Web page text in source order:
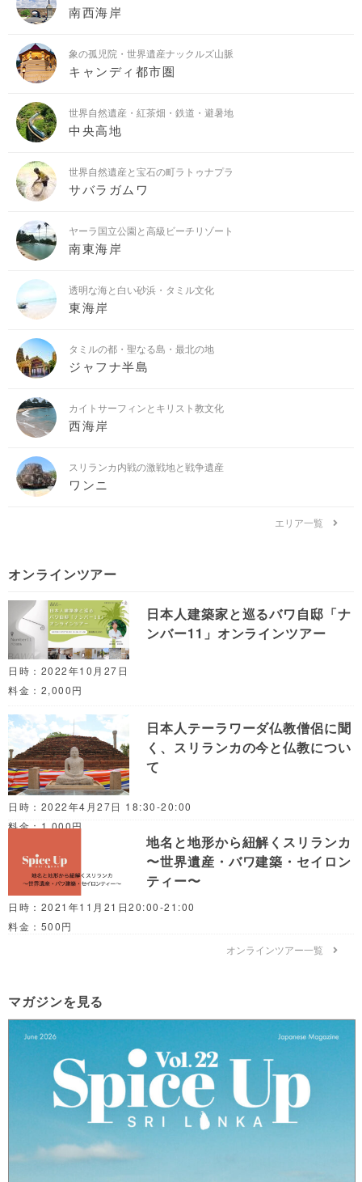
南西海岸
象の孤児院・世界遺産ナックルズ山脈
キャンディ都市圏
世界自然遺産・紅茶畑・鉄道・避暑地
中央高地
世界自然遺産と宝石の町ラトゥナプラ
サバラガムワ
ヤーラ国立公園と高級ビーチリゾート
南東海岸
透明な海と白い砂浜・タミル文化
東海岸
タミルの都・聖なる島・最北の地
ジャフナ半島
カイトサーフィンとキリスト教文化
西海岸
スリランカ内戦の激戦地と戦争遺産
ワンニ
エリア一覧
オンラインツアー
日本人建築家と巡るバワ自邸「ナ
ンバー11」オンラインツアー
日時：2022年10月27日
料金：2,000円
日本人テーラワーダ仏教僧侶に聞
く、スリランカの今と仏教につい
て
日時：2022年4月27日 18:30-20:00
料金：1,000円
地名と地形から紐解くスリランカ
〜世界遺産・バワ建築・セイロン
ティー〜
日時：2021年11月21日20:00-21:00
料金：500円
オンラインツアー一覧
マガジンを見る